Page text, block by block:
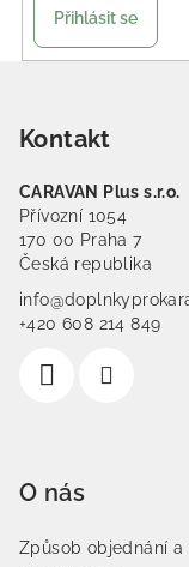
Přihlásit se
Kontakt
CARAVAN Plus s.r.o.
Přívozní 1054
170 00 Praha 7
Česká republika
+420 608 214 849
O nás
Způsob objednání